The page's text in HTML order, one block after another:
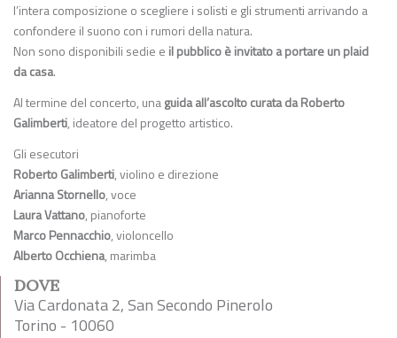
l’intera composizione o scegliere i solisti e gli strumenti arrivando a
confondere il suono con i rumori della natura.
Non sono disponibili sedie e il pubblico è invitato a portare un plaid
da casa.
Al termine del concerto, unaguida all’ascolto curata da Roberto
Galimberti, ideatore del progetto artistico.
Gli esecutori
Roberto Galimberti, violino e direzione
Arianna Stornello, voce
Laura Vattano, pianoforte
Marco Pennacchio, violoncello
Alberto Occhiena, marimba
DOVE
Via Cardonata 2, San Secondo Pinerolo
Torino - 10060